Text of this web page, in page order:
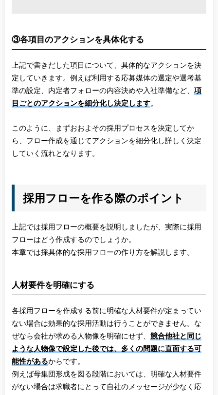
③各項目のアクションを具体化する
上記で書きだした項目について、具体的なアクションを決
定していきます。例えば利用する応募媒体の選定や選考基
準の設定、内定者フォローの内容決めや入社準備など、 項
目ごとのアクションを細分化し決定します。
このように、まずおおよその採用プロセスを決定してか
ら、フロー作成を通じてアクションを細分化し詳しく決定
していく流れとなります。
採用フローを作る際のポイント
上記では採用フローの概要を説明しましたが、実際に採用
フローはどう作成するのでしょうか。
本章では採具体的な採用フローの作り方を解説します。
人材要件を明確にする
各採用フローを作成する前に明確な人材要件が定まってい
ない場合は効果的な採用活動は行うことができません。な
ぜなら会社が求める人物像を明確にせず、 競合他社と同じ
ような人物像で設定した後では、多くの問題に直面する可
能性があるからです。
例えば母集団形成を図る段階においては、明確な人材要件
がない場合は求職者にとって自社のメッセージが少なく応